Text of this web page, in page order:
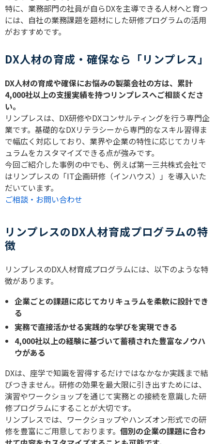
特に、業務部門の社員が自らDXを主導できる人材へと育つ
には、自社の業務課題を題材にした研修プログラムの活用
がおすすめです。
DX人材の育成・確保なら「リンプレス」
DX人材の育成や確保にお悩みの製薬会社の方は、累計
4,000社以上の支援実績を持つリンプレスへご相談くださ
い。
リンプレスは、 DX研修やDXコンサルティングを行う専門企
業です。基礎的なDXリテラシーから専門的なスキル習得ま
で幅広く対応しており、業界や企業の特性に応じてカリキ
ュラムをカスタマイズできる点が強みです。
今回ご紹介した事例の中でも、例えば第一三共株式会社で
はリンプレスの「IT企画研修（インハウス）」を導入いた
だいています。
ご相談・お問い合わせ
リンプレスのDX人材育成プログラムの特
徴
リンプレスのDX人材育成プログラムには、以下のような特
徴があります。
企業ごとの課題に応じてカリキュラムを柔軟に設計でき
る
実務で直接活かせる実践的な学びを実現できる
4,000社以上の経験に基づいて蓄積された豊富なノウハ
ウがある
DXは、座学で知識を習得するだけではなかなか実践まで結
びつきません。研修の効果を最大限に引き出すためには、
演習やワークショップを通じて実務との接続を意識した研
修プログラムにすることが大切です。
リンプレスでは、ワークショップやハンズオン形式での研
修を豊富にご用意しております。 個別の企業の課題に合わ